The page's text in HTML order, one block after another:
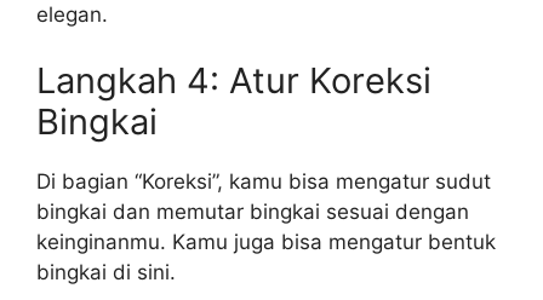
elegan.
Langkah 4: Atur Koreksi
Bingkai
Di bagian “Koreksi”, kamu bisa mengatur sudut
bingkai dan memutar bingkai sesuai dengan
keinginanmu. Kamu juga bisa mengatur bentuk
bingkai di sini.